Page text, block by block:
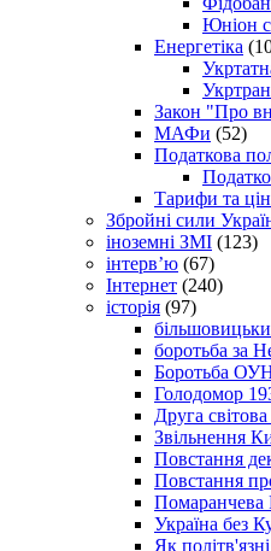
Юніон
Енергетіка
Закон "Про
МАФи (52)
Податкова
Тарифи та
Збройні сили
іноземні ЗМІ (123)
інтерв’ю (67)
Інтернет (240)
історія (97)
боротьба за
Боротьба
Голодомор
Друга світова
Звільнення
Повстання
Повстання
Помаранчева
Україна без
Як